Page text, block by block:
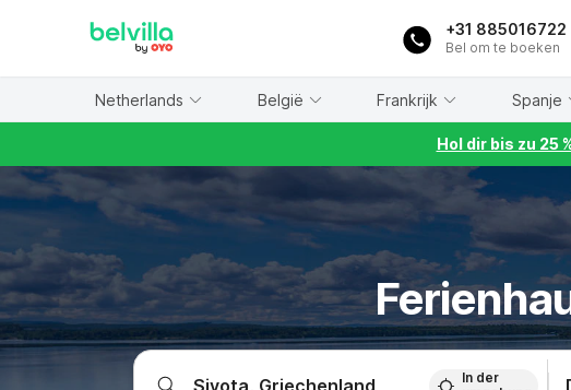
+31 885016722
Bel om te boeken
Netherlands België Frankrijk Spanje
Hol dir bis zu 25
In der